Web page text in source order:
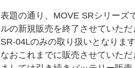
表題の通り、MOVE SRシリーズ
ルの新規販売を終了させていた
SR-04Lのみの取り扱いとなります
なおこれまでに販売させていた